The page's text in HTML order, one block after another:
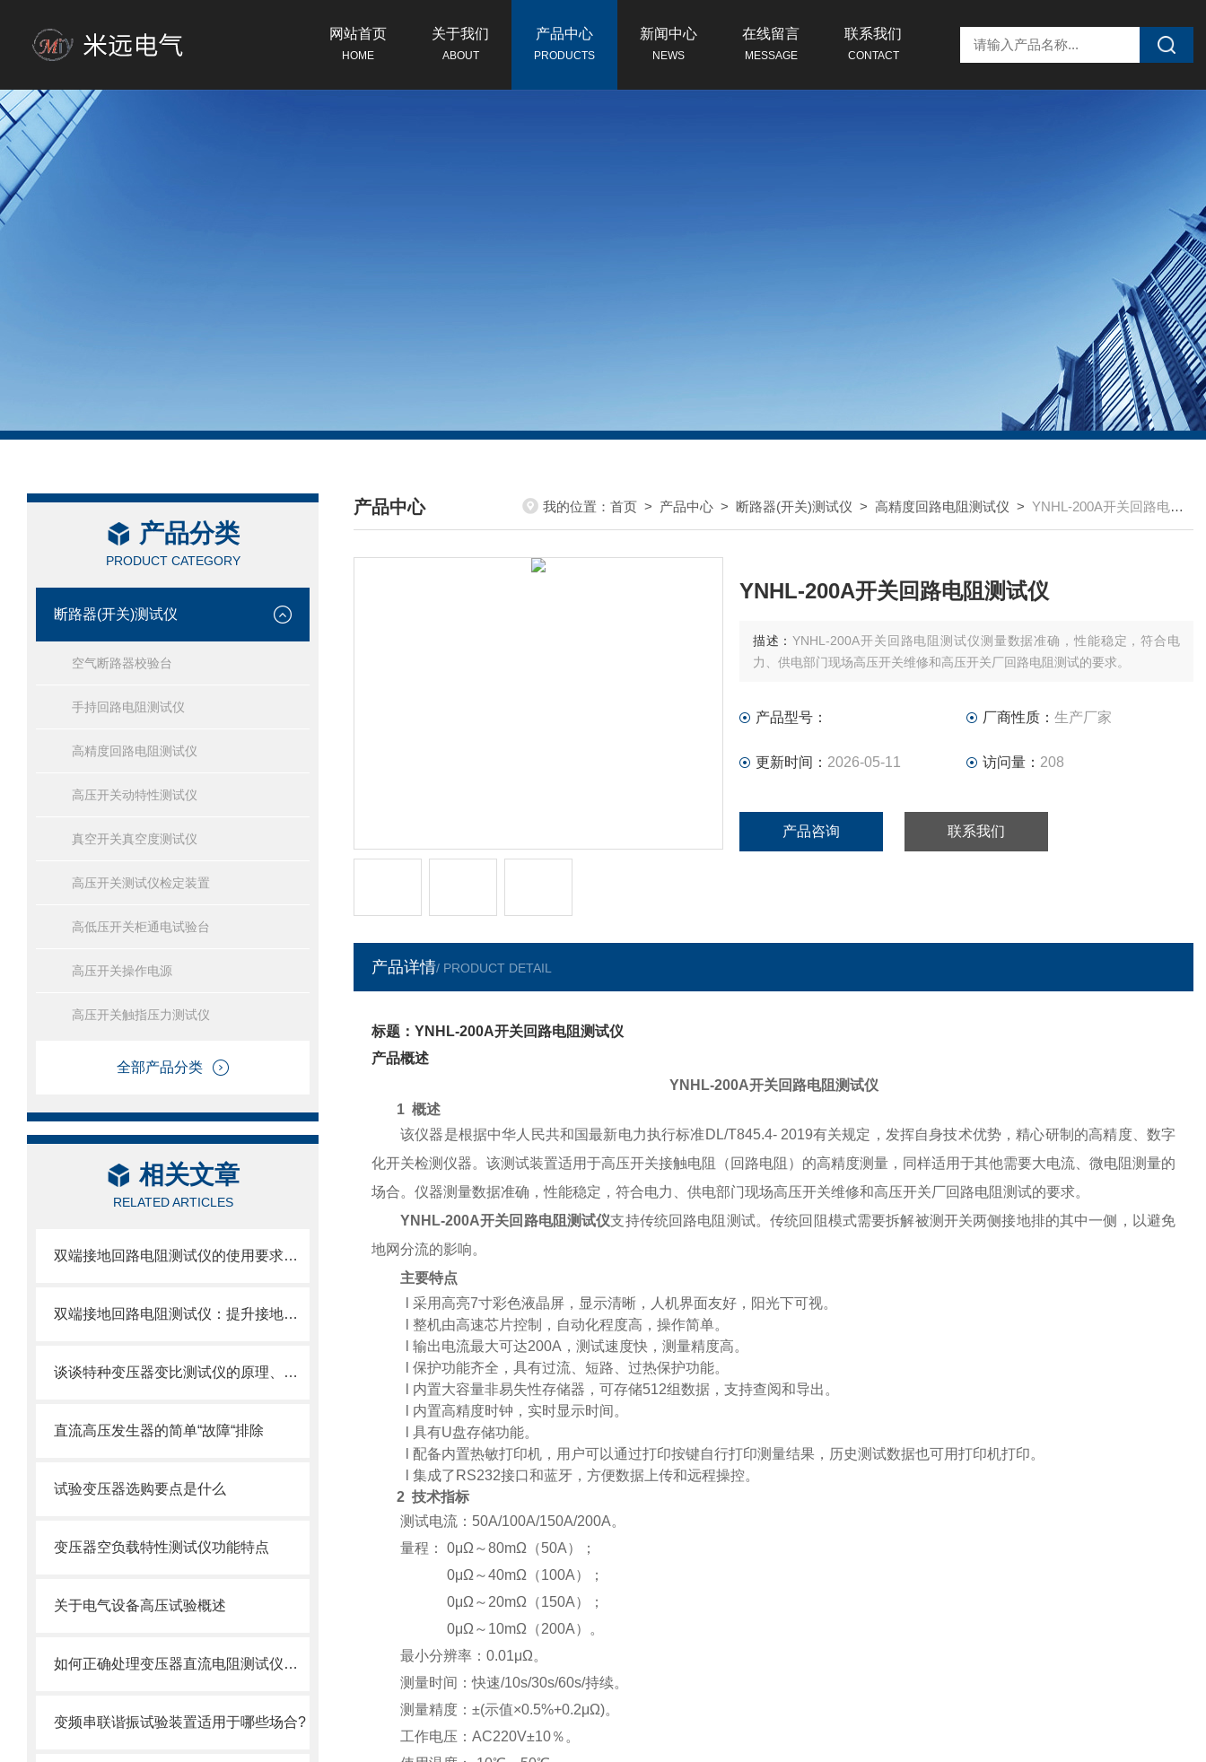
网站首页
HOME
关于我们
ABOUT
产品中心
PRODUCTS
新闻中心
NEWS
在线留言
MESSAGE
联系我们
CONTACT
产品分类
PRODUCT CATEGORY
断路器(开关)测试仪
空气断路器校验台
手持回路电阻测试仪
高精度回路电阻测试仪
高压开关动特性测试仪
真空开关真空度测试仪
高压开关测试仪检定装置
高低压开关柜通电试验台
高压开关操作电源
高压开关触指压力测试仪
全部产品分类
相关文章
RELATED ARTICLES
双端接地回路电阻测试仪的使用要求与技术规范
双端接地回路电阻测试仪：提升接地检测效率与可靠性
谈谈特种变压器变比测试仪的原理、使用方法和注意事项
直流高压发生器的简单“故障“排除
试验变压器选购要点是什么
变压器空负载特性测试仪功能特点
关于电气设备高压试验概述
如何正确处理变压器直流电阻测试仪常见故障？
变频串联谐振试验装置适用于哪些场合?
产品中心
/ PRODUCTS CENTER
我的位置：首页 > 产品中心 > 断路器(开关)测试仪 >高精度回路电阻测试仪 >YNHL-200A开关回路电阻测试仪
YNHL-200A开关回路电阻测试仪
描述： YNHL-200A开关回路电阻测试仪测量数据准确，性能稳定，符合电
力、供电部门现场高压开关维修和高压开关厂回路电阻测试的要求。
产品型号： 厂商性质： 生产厂家
更新时间： 2026-05-11 访问量： 208
产品咨询 联系我们
产品详情/ PRODUCT DETAIL
标题：YNHL-200A开关回路电阻测试仪
产品概述
YNHL-200A开关回路电阻测试仪
1 概述
该仪器是根据中华人民共和国最新电力执行标准DL/T845.4- 2019有关规定，发挥自身技术优势，精心研制的高精度、数字
化开关检测仪器。该测试装置适用于高压开关接触电阻（回路电阻）的高精度测量，同样适用于其他需要大电流、微电阻测量的
场合。仪器测量数据准确，性能稳定，符合电力、供电部门现场高压开关维修和高压开关厂回路电阻测试的要求。
YNHL-200A开关回路电阻测试仪支持传统回路电阻测试。传统回阻模式需要拆解被测开关两侧接地排的其中一侧，以避免
地网分流的影响。
主要特点
采用高亮7寸彩色液晶屏，显示清晰，人机界面友好，阳光下可视。
整机由高速芯片控制，自动化程度高，操作简单。
输出电流最大可达200A，测试速度快，测量精度高。
保护功能齐全，具有过流、短路、过热保护功能。
内置大容量非易失性存储器，可存储512组数据 ，支持查阅和导出。
内置高精度时钟，实时显示时间。
具有U盘存储功能。
配备内置热敏打印机，用户可以通过打印按键自行打印测量结果，历史测试数据也可用打印机打印。
集成了RS232接口和蓝牙，方便数据上传和远程操控。
2 技术指标
测试电流：50A/100A/150A/200A。
量程：
0μΩ ～80mΩ（50A）；
0μΩ ～40mΩ（100A）；
0μΩ～20mΩ（150A）；
0μΩ～10mΩ（200A）。
最小分辨率：0.01μΩ。
测量时间：快速/10s/30s/60s/持续。
测量精度：±(示值×0.5%+0.2μΩ)。
工作电压：AC220V±10％。